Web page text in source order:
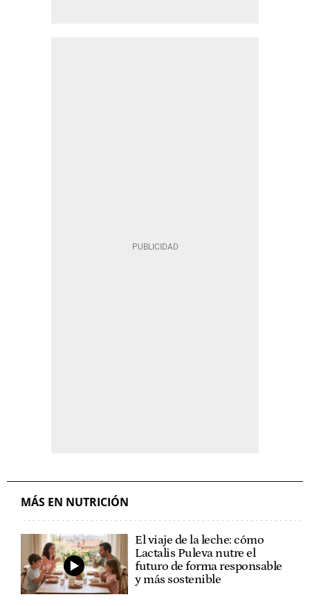
MÁS EN NUTRICIÓN
El viaje de la leche: cómo
Lactalis Puleva nutre el
futuro de forma responsable
y más sostenible